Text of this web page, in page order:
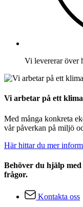
Vi levererar över
Vi arbetar på ett
Med många konkreta
vår påverkan på miljö
Här hittar du mer
Behöver du hjälp
frågor.
Kontakta oss